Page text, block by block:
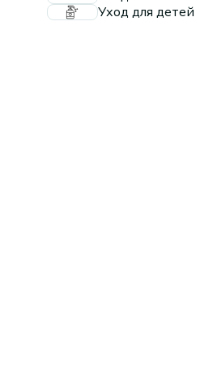
Уход для детей